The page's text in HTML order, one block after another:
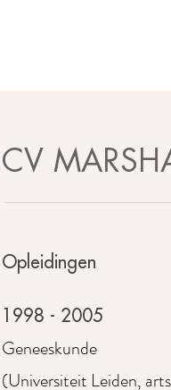
CV
Opleidingen
1998 - 2005
Geneeskunde
(Universiteit Leiden,